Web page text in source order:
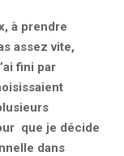
à prendre
assez vite,
fini par
que je décide
dans